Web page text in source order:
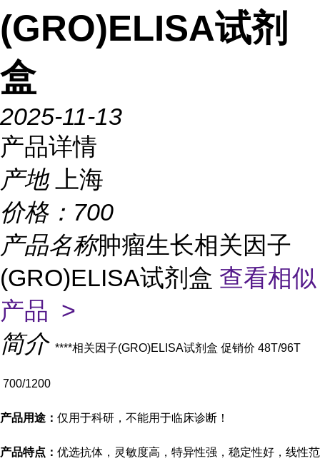
(GRO)ELISA试剂
盒
2025-11-13
产品详情
产地
上海
价格： 700
产品名称肿瘤生长相关因子
(GRO)ELISA试剂盒 查看相似
产品 >
简介 ****相关因子(GRO)ELISA试剂盒 促销价 48T/96T
700/1200
产品用途： 仅用于科研，不能用于临床诊断！
产品特点： 优选抗体，灵敏度高，特异性强，稳定性好，线性范